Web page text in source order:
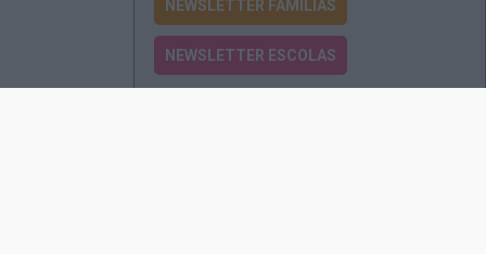
NEWSLETTER FAMÍLIAS
NEWSLETTER ESCOLAS